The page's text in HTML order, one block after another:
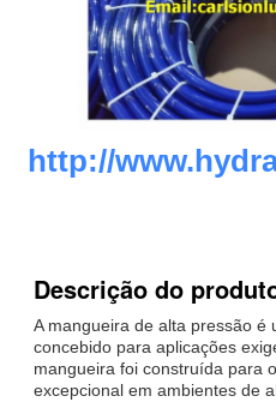
http://
Descrição do
A mangueira de alta pressão é
concebido para aplicações
mangueira foi construída para
excepcional em ambientes de